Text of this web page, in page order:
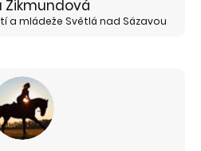
Zikmundová
a mládeže Světlá nad Sázavou